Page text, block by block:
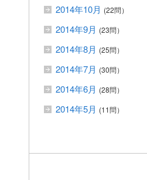
2014年10月 (22問）
2014年9月 (23問）
2014年8月 (25問）
2014年7月 (30問）
2014年6月 (28問）
2014年5月 (11問）